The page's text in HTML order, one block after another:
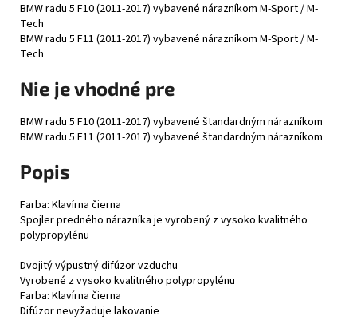
BMW radu 5 F10 (2011-2017) vybavené nárazníkom M-Sport / M-
Tech
BMW radu 5 F11 (2011-2017) vybavené nárazníkom M-Sport / M-
Tech
Nie je vhodné pre
BMW radu 5 F10 (2011-2017) vybavené štandardným nárazníkom
BMW radu 5 F11 (2011-2017) vybavené štandardným nárazníkom
Popis
Farba: Klavírna čierna
Spojler predného nárazníka je vyrobený z vysoko kvalitného
polypropylénu
Dvojitý výpustný difúzor vzduchu
Vyrobené z vysoko kvalitného polypropylénu
Farba: Klavírna čierna
Difúzor nevyžaduje lakovanie